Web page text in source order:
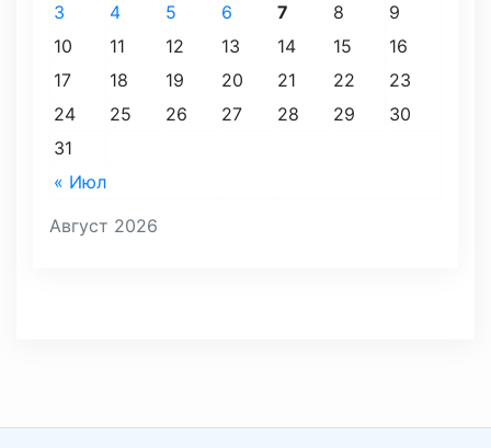
Август 2026
« Июл
3
4 5 6 7 8
9
10
11 12 13 14 15
16
17
18 19 20 21 22
23
24
25 26 27 28 29
30
31